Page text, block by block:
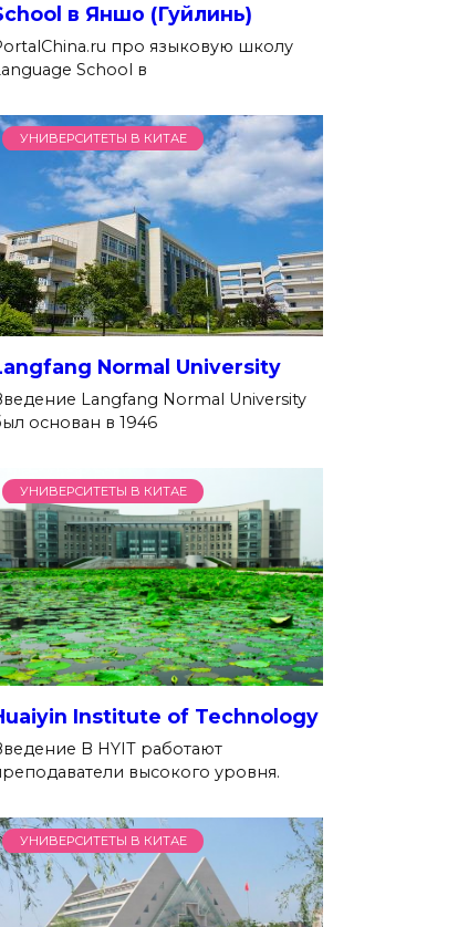
в Яншо (Гуйлинь)
про языковую школу
School в
УНИВЕРСИТЕТЫ В КИТАЕ
Normal University
Langfang Normal University
основан в 1946
УНИВЕРСИТЕТЫ В КИТАЕ
Institute of Technology
В HYIT работают
высокого уровня.
УНИВЕРСИТЕТЫ В КИТАЕ